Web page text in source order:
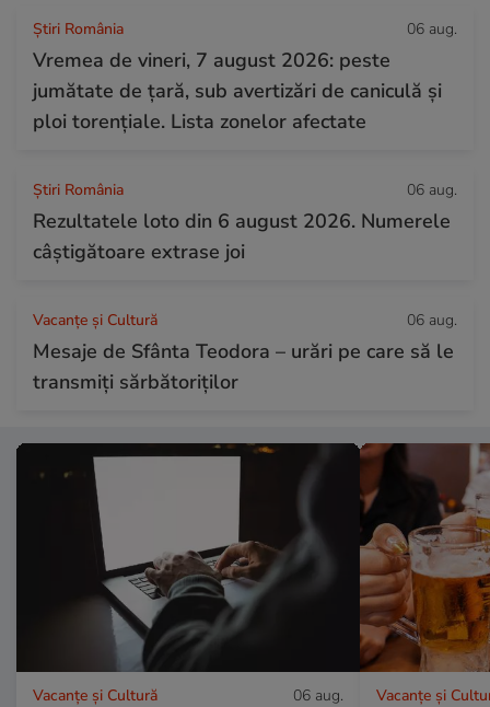
Știri România 06 aug.
Vremea de vineri, 7 august 2026: peste
jumătate de țară, sub avertizări de caniculă și
ploi torențiale. Lista zonelor afectate
Știri România 06 aug.
Rezultatele loto din 6 august 2026. Numerele
câștigătoare extrase joi
Vacanțe și Cultură 06 aug.
Mesaje de Sfânta Teodora – urări pe care să le
transmiți sărbătoriților
Vacanțe și Cultură 06 aug. Vacanțe și